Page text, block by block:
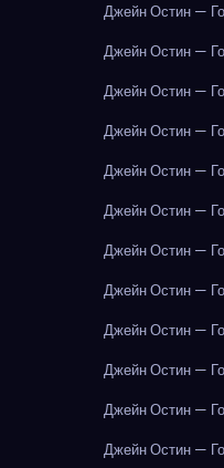
Джейн Остин —
Джейн Остин —
Джейн Остин —
Джейн Остин —
Джейн Остин —
Джейн Остин —
Джейн Остин —
Джейн Остин —
Джейн Остин —
Джейн Остин —
Джейн Остин —
Джейн Остин —